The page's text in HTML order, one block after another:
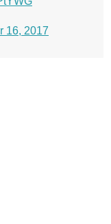
16, 2017